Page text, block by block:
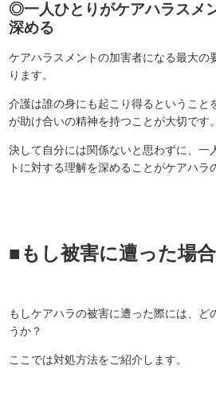
◎一人ひとりがケアハラスメ
深める
ケアハラスメントの加害者になる最大の
ります。
介護は誰の身にも起こり得るということ
が助け合いの精神を持つことが大切です。
決して自分には関係ないと思わずに、一
トに対する理解を深めることがケアハラ
■もし被害に遭った場
もしケアハラの被害に遭った際には、ど
うか？
ここでは対処方法をご紹介します。